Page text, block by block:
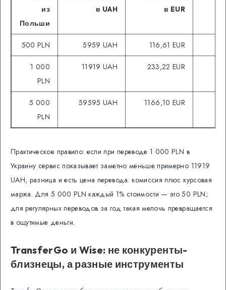
из
Польши
в UAH
в EUR
500 PLN 5959 UAH 116,61 EUR
1 000
PLN
11919 UAH 233,22 EUR
5 000
PLN
59595 UAH 1166,10 EUR
Практическое правило: если при переводе 1 000 PLN в
Украину сервис показывает заметно меньше примерно 11919
UAH, разница и есть цена перевода: комиссия плюс курсовая
маржа. Для 5 000 PLN каждый 1% стоимости — это 50 PLN;
для регулярных переводов за год такая мелочь превращается
в ощутимые деньги.
TransferGo и Wise: не конкуренты-
близнецы, а разные инструменты